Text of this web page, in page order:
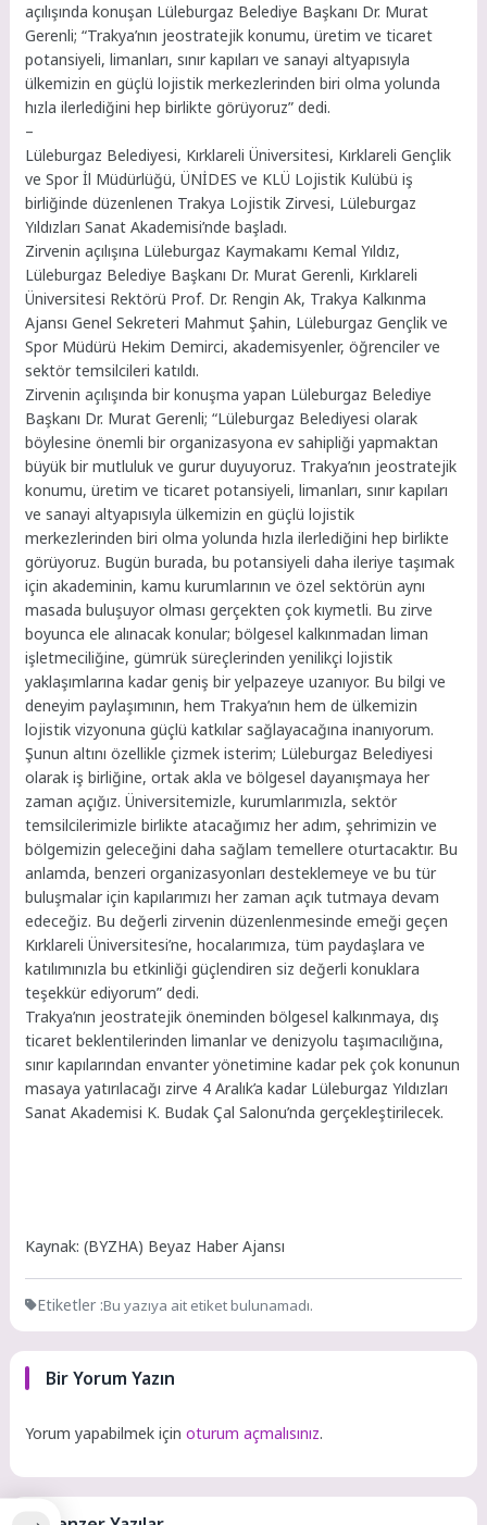
açılışında konuşan Lüleburgaz Belediye Başkanı Dr. Murat
Gerenli; “Trakya’nın jeostratejik konumu, üretim ve ticaret
potansiyeli, limanları, sınır kapıları ve sanayi altyapısıyla
ülkemizin en güçlü lojistik merkezlerinden biri olma yolunda
hızla ilerlediğini hep birlikte görüyoruz” dedi.
–
Lüleburgaz Belediyesi, Kırklareli Üniversitesi, Kırklareli Gençlik
ve Spor İl Müdürlüğü, ÜNİDES ve KLÜ Lojistik Kulübü iş
birliğinde düzenlenen Trakya Lojistik Zirvesi, Lüleburgaz
Yıldızları Sanat Akademisi’nde başladı.
Zirvenin açılışına Lüleburgaz Kaymakamı Kemal Yıldız,
Lüleburgaz Belediye Başkanı Dr. Murat Gerenli, Kırklareli
Üniversitesi Rektörü Prof. Dr. Rengin Ak, Trakya Kalkınma
Ajansı Genel Sekreteri Mahmut Şahin, Lüleburgaz Gençlik ve
Spor Müdürü Hekim Demirci, akademisyenler, öğrenciler ve
sektör temsilcileri katıldı.
Zirvenin açılışında bir konuşma yapan Lüleburgaz Belediye
Başkanı Dr. Murat Gerenli; “Lüleburgaz Belediyesi olarak
böylesine önemli bir organizasyona ev sahipliği yapmaktan
büyük bir mutluluk ve gurur duyuyoruz. Trakya’nın jeostratejik
konumu, üretim ve ticaret potansiyeli, limanları, sınır kapıları
ve sanayi altyapısıyla ülkemizin en güçlü lojistik
merkezlerinden biri olma yolunda hızla ilerlediğini hep birlikte
görüyoruz. Bugün burada, bu potansiyeli daha ileriye taşımak
için akademinin, kamu kurumlarının ve özel sektörün aynı
masada buluşuyor olması gerçekten çok kıymetli. Bu zirve
boyunca ele alınacak konular; bölgesel kalkınmadan liman
işletmeciliğine, gümrük süreçlerinden yenilikçi lojistik
yaklaşımlarına kadar geniş bir yelpazeye uzanıyor. Bu bilgi ve
deneyim paylaşımının, hem Trakya’nın hem de ülkemizin
lojistik vizyonuna güçlü katkılar sağlayacağına inanıyorum.
Şunun altını özellikle çizmek isterim; Lüleburgaz Belediyesi
olarak iş birliğine, ortak akla ve bölgesel dayanışmaya her
zaman açığız. Üniversitemizle, kurumlarımızla, sektör
temsilcilerimizle birlikte atacağımız her adım, şehrimizin ve
bölgemizin geleceğini daha sağlam temellere oturtacaktır. Bu
anlamda, benzeri organizasyonları desteklemeye ve bu tür
buluşmalar için kapılarımızı her zaman açık tutmaya devam
edeceğiz. Bu değerli zirvenin düzenlenmesinde emeği geçen
Kırklareli Üniversitesi’ne, hocalarımıza, tüm paydaşlara ve
katılımınızla bu etkinliği güçlendiren siz değerli konuklara
teşekkür ediyorum” dedi.
Trakya’nın jeostratejik öneminden bölgesel kalkınmaya, dış
ticaret beklentilerinden limanlar ve denizyolu taşımacılığına,
sınır kapılarından envanter yönetimine kadar pek çok konunun
masaya yatırılacağı zirve 4 Aralık’a kadar Lüleburgaz Yıldızları
Sanat Akademisi K. Budak Çal Salonu’nda gerçekleştirilecek.
Kaynak: (BYZHA) Beyaz Haber Ajansı
Etiketler :Bu yazıya ait etiket bulunamadı.
Bir Yorum Yazın
Yorum yapabilmek içinoturum açmalısınız.